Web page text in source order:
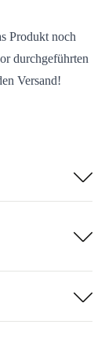
Produkt noch
durchgeführten
Versand!